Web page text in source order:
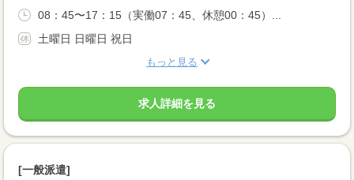
08：45〜17：15（実働07：45、休憩00：45）...
土曜日 日曜日 祝日
もっと見る
求人詳細を見る
[一般派遣]